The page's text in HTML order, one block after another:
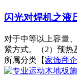
闪光对焊机之
对于中等以上容量
紧方式。（2）预
所属分类【家饰商